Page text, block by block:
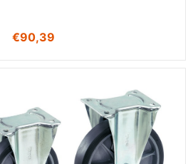
€90,39